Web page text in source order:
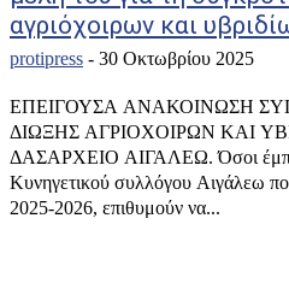
αγριόχοιρων και
protipress - 30 Οκτωβρίου 2025
ΕΠΕΙΓΟΥΣΑ ΑΝΑΚΟΙΝΩΣΗ
ΔΙΩΞΗΣ ΑΓΡΙΟΧΟΙΡΩΝ ΚΑΙ
ΔΑΣΑΡΧΕΙΟ ΑΙΓΑΛΕΩ. Όσοι
Kυνηγετικού συλλόγου Αιγάλεω
2025-2026, επιθυμούν να...